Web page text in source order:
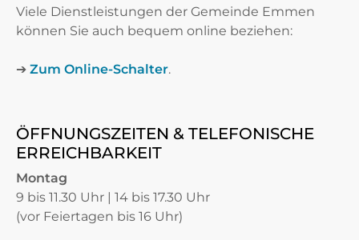
Viele Dienstleistungen der Gemeinde Emmen
können Sie auch bequem online beziehen:
➔ Zum Online-Schalter.
ÖFFNUNGSZEITEN & TELEFONISCHE
ERREICHBARKEIT
Montag
9 bis 11.30 Uhr | 14 bis 17.30 Uhr
(vor Feiertagen bis 16 Uhr)